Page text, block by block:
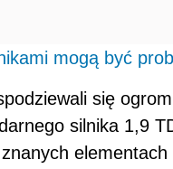
mogą być
się
silnika 1,9